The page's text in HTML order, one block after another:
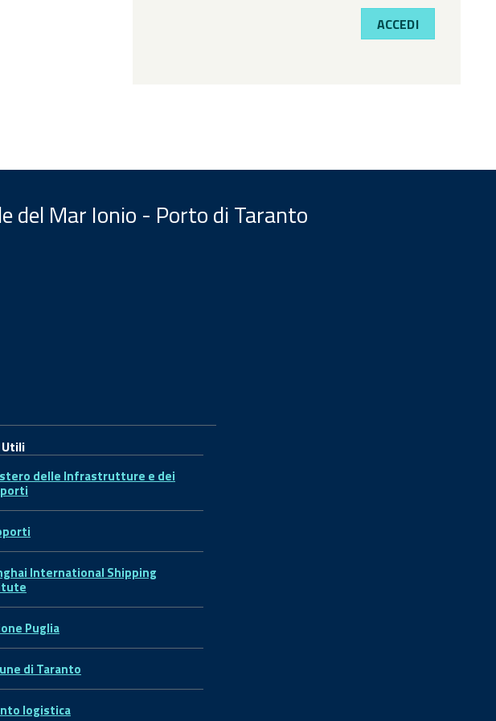
ACCEDI
del Mar Ionio - Porto di Taranto
delle Infrastrutture e dei
International Shipping
Puglia
di Taranto
logistica